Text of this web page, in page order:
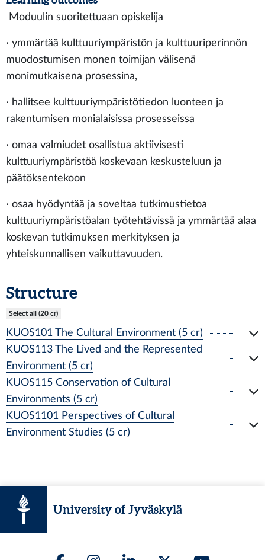
Moduulin suoritettuaan opiskelija
· ymmärtää kulttuuriympäristön ja kulttuuriperinnön
muodostumisen monen toimijan välisenä
monimutkaisena prosessina,
· hallitsee kulttuuriympäristötiedon luonteen ja
rakentumisen monialaisissa prosesseissa
· omaa valmiudet osallistua aktiivisesti
kulttuuriympäristöä koskevaan keskusteluun ja
päätöksentekoon
· osaa hyödyntää ja soveltaa tutkimustietoa
kulttuuriympäristöalan työtehtävissä ja ymmärtää alaa
koskevan tutkimuksen merkityksen ja
yhteiskunnallisen vaikuttavuuden.
Structure
Select all (20 cr)
KUOS101 The Cultural Environment (5 cr)
KUOS113 The Lived and the Represented
Environment (5 cr)
KUOS115 Conservation of Cultural
Environments (5 cr)
KUOS1101 Perspectives of Cultural
Environment Studies (5 cr)
University of Jyväskylä